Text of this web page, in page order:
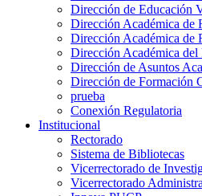
Dirección de Educación
Dirección Académica de
Dirección Académica de
Dirección Académica del
Dirección de Asuntos
Dirección de Formación
prueba
Conexión Regulatoria
Institucional
Rectorado
Sistema de Bibliotecas
Vicerrectorado de
Vicerrectorado